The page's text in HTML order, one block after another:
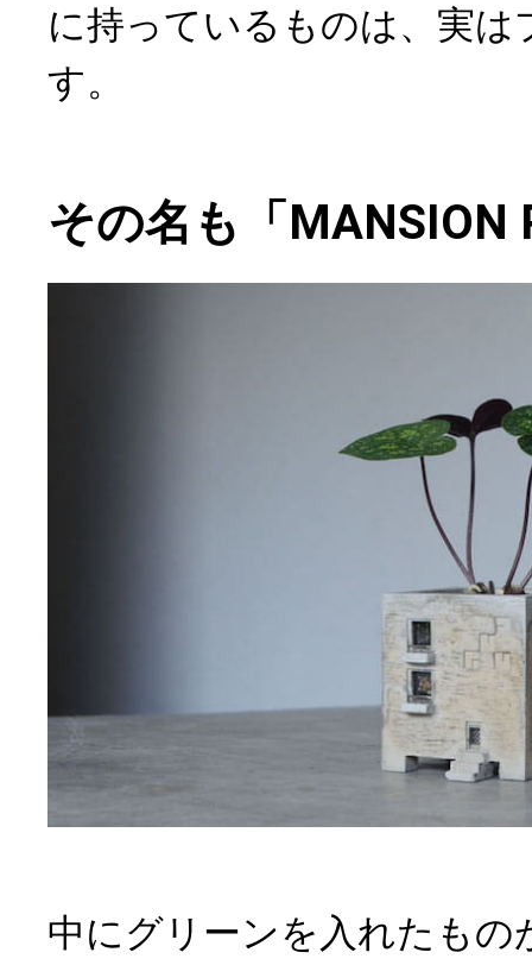
に持っているものは、実は
す。
その名も「MANSION
中にグリーンを入れたもの